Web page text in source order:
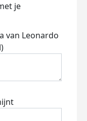
je
van Leonardo